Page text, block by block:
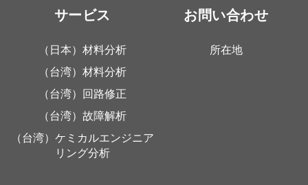
サービス
（日本）材料分析
（台湾）材料分析
（台湾）回路修正
（台湾）故障解析
（台湾）ケミカルエンジニア
リング分析
お問い合わせ
所在地